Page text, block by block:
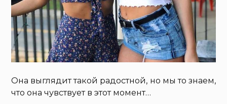
Она выглядит такой радостной, но мы то знаем,
что она чувствует в этот момент…